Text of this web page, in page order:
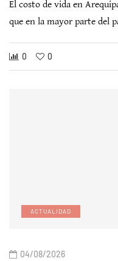
El costo de vida en
que en la mayor parte del
0 0
ACTUALIDAD
04/08/2026